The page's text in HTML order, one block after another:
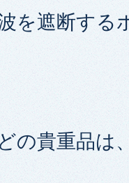
を遮断する
の貴重品は